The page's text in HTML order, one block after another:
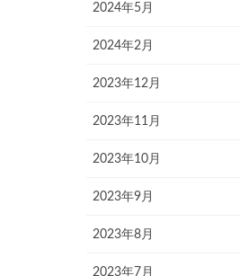
2024年5月
2024年2月
2023年12月
2023年11月
2023年10月
2023年9月
2023年8月
2023年7月